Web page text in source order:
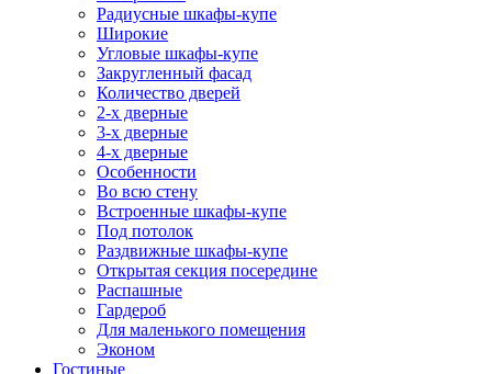
Радиусные шкафы-купе
Широкие
Угловые шкафы-купе
Закругленный фасад
Количество дверей
2-х дверные
3-х дверные
4-х дверные
Особенности
Во всю стену
Встроенные шкафы-купе
Под потолок
Раздвижные шкафы-купе
Открытая секция посередине
Распашные
Гардероб
Для маленького помещения
Эконом
Гостиные